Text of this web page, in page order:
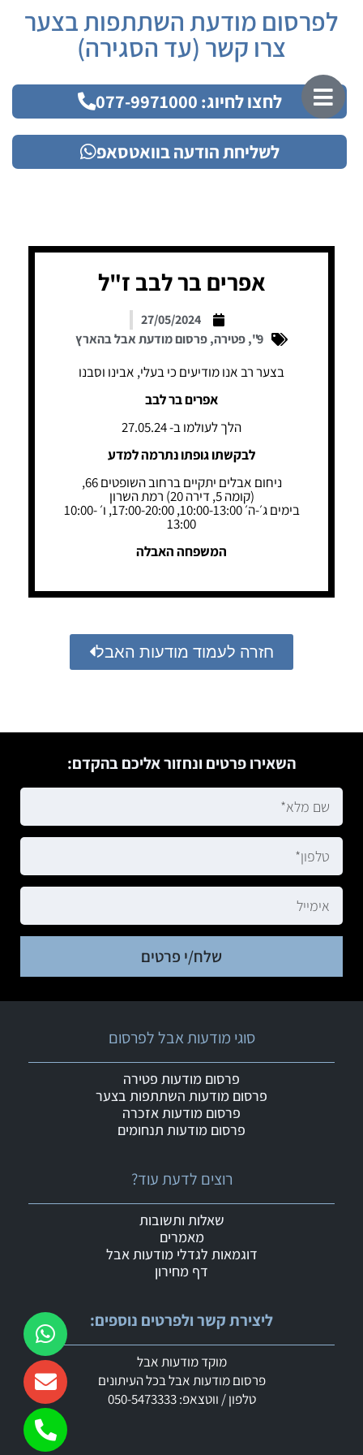
לפרסום מודעת השתתפות בצער
צרו קשר (עד הסגירה)
לחצו לחיוג: 077-9971000
לשליחת הודעה בוואטסאפ
אפרים בר לבב ז"ל
27/05/2024
9"
,פטירה,פרסום מודעת אבל בהארץ
בצער רב אנו מודיעים כי בעלי, אבינו וסבנו
אפרים בר לבב
הלך לעולמו ב- 27.05.24
לבקשתו גופתו נתרמה למדע
ניחום אבלים יתקיים ברחוב השופטים 66,
(קומה 5, דירה 20) רמת השרון
בימים ג׳-ה׳ 10:00-13:00, 17:00-20:00, ו׳ 10:00-
13:00
המשפחה האבלה
חזרה לעמוד מודעות האבל
השאירו פרטים ונחזור אליכם בהקדם:
שלח/י פרטים
ליצירת קשר ולפרטים נוספים:
מוקד מודעות אבל
פרסום מודעות אבל בכל העיתונים
טלפון / ווטצאפ: 050-5473333
רוצים לדעת עוד?
שאלות ותשובות
מאמרים
דוגמאות לגדלי מודעות אבל
דף מחירון
סוגי מודעות אבל לפרסום
פרסום מודעות פטירה
פרסום מודעות השתתפות בצער
פרסום מודעות אזכרה
פרסום מודעות תנחומים